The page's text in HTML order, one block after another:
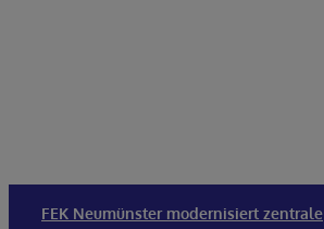
FEK Neumünster modernisiert zentrale